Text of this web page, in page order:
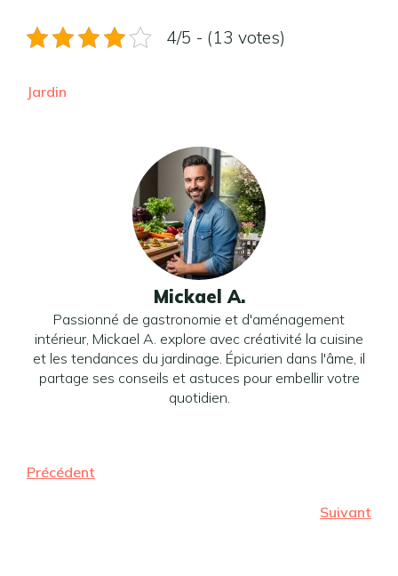
4/5 - (13 votes)
Jardin
Mickael A.
Passionné de gastronomie et d'aménagement
intérieur, Mickael A. explore avec créativité la cuisine
et les tendances du jardinage. Épicurien dans l'âme, il
partage ses conseils et astuces pour embellir votre
quotidien.
Précédent
Suivant